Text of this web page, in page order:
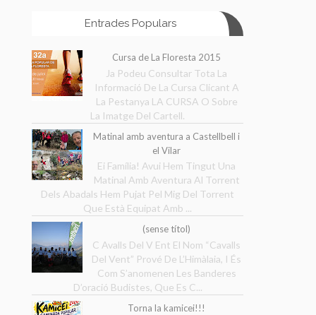
Entrades Populars
Cursa de La Floresta 2015
Ja Podeu Consultar Tota La
Informació De La Cursa Clicant A
La Pestanya LA CURSA O Sobre
La Imatge Del Cartell.
Matinal amb aventura a Castellbell i
el Vilar
Ei Família! Avui Hem Tingut Una
Matinal Amb Aventura Al Torrent
Dels Abadals Hem Pujat Pel Mig Del Torrent
Que Està Equipat Amb ...
(sense títol)
C Avalls Del V Ent El Nom “Cavalls
Del Vent” Prové De L’Himàlaia, I És
Com S’anomenen Les Banderes
D’oració Budistes, Que Es C...
Torna la kamicei!!!